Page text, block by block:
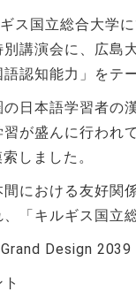
ス国立総合大学
講演会に、広島
認知能力」をテ
の日本語学習者の
が盛んに行われ
しました。
における友好関
「キルギス国立
Design